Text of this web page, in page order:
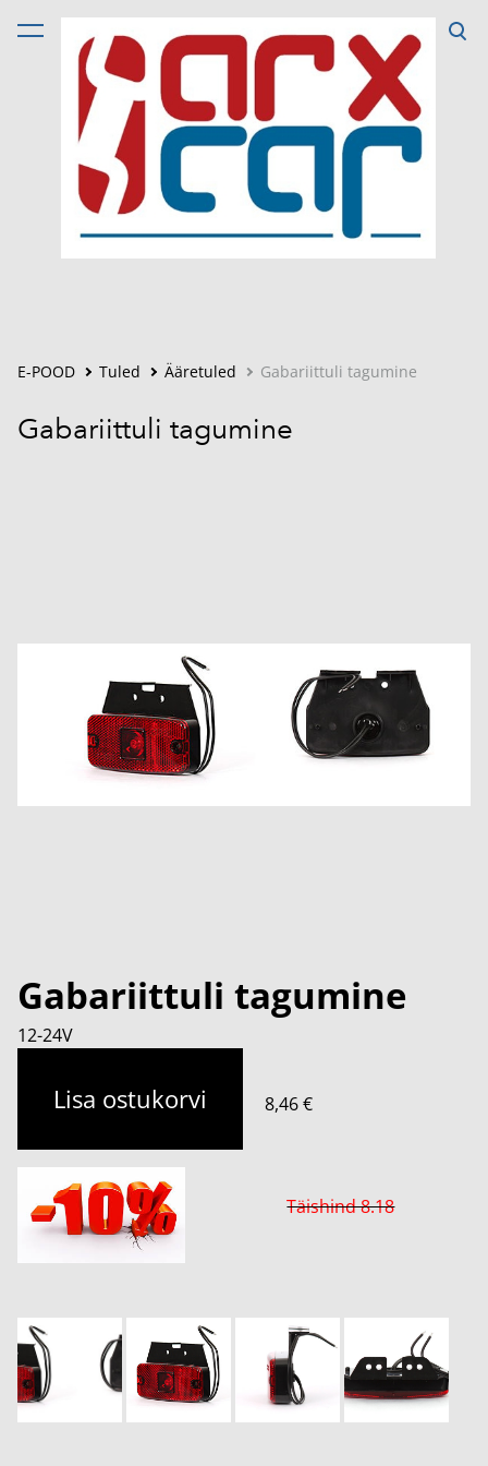
lisati ostukorvi. Vaata ostukorvi
E-POOD Tuled Ääretuled Gabariittuli tagumine
Gabariittuli tagumine
Gabariittuli tagumine
12-24V
Lisa ostukorvi 8,46 €
Täishind 8.18